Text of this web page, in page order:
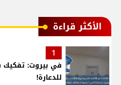
الأكثر قراءة
1
في بيروت: تفكيك
للدعارة!